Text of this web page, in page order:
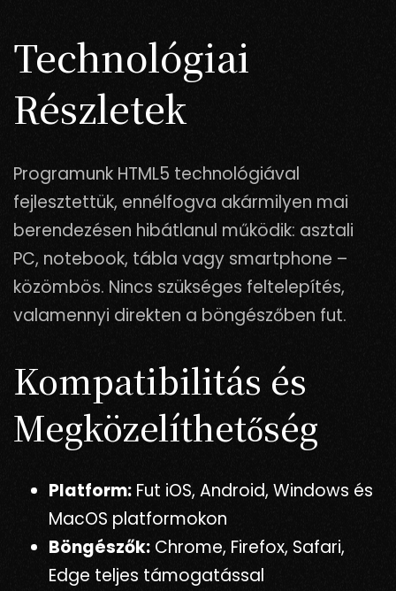
Technológiai
Részletek
Programunk HTML5 technológiával
fejlesztettük, ennélfogva akármilyen mai
berendezésen hibátlanul működik: asztali
PC, notebook, tábla vagy smartphone –
közömbös. Nincs szükséges feltelepítés,
valamennyi direkten a böngészőben fut.
Kompatibilitás és
Megközelíthetőség
Platform: Fut iOS, Android, Windows és
MacOS platformokon
Böngészők: Chrome, Firefox, Safari,
Edge teljes támogatással